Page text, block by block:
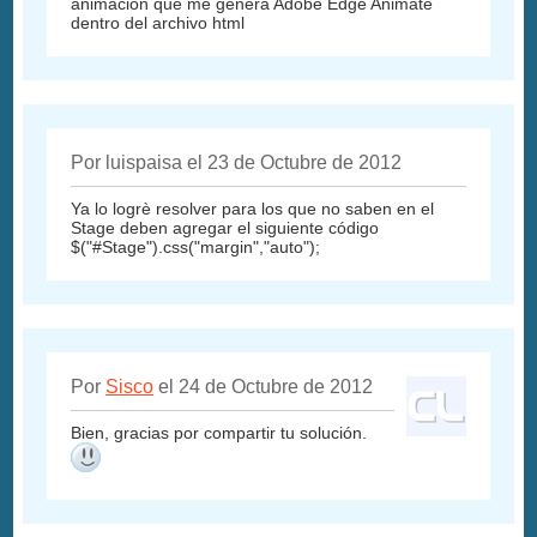
dentro del archivo html
Por luispaisa el 23 de Octubre de 2012
Ya lo logrè resolver para los que no saben en el
Stage deben agregar el siguiente código
$("#Stage").css("margin","auto");
Por Sisco el 24 de Octubre de 2012
Bien, gracias por compartir tu solución.